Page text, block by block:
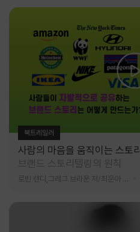
북트레일러
사람의 마음을 움직이는 스토리
브랜드 스토리텔링의 원칙